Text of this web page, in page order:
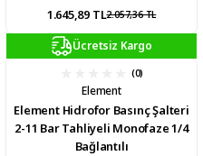
1.645,89 TL2.057,36 TL
Ücretsiz Kargo
(0)
Element
Element Hidrofor Basınç Şalteri
2-11 Bar Tahliyeli Monofaze 1/4
Bağlantılı